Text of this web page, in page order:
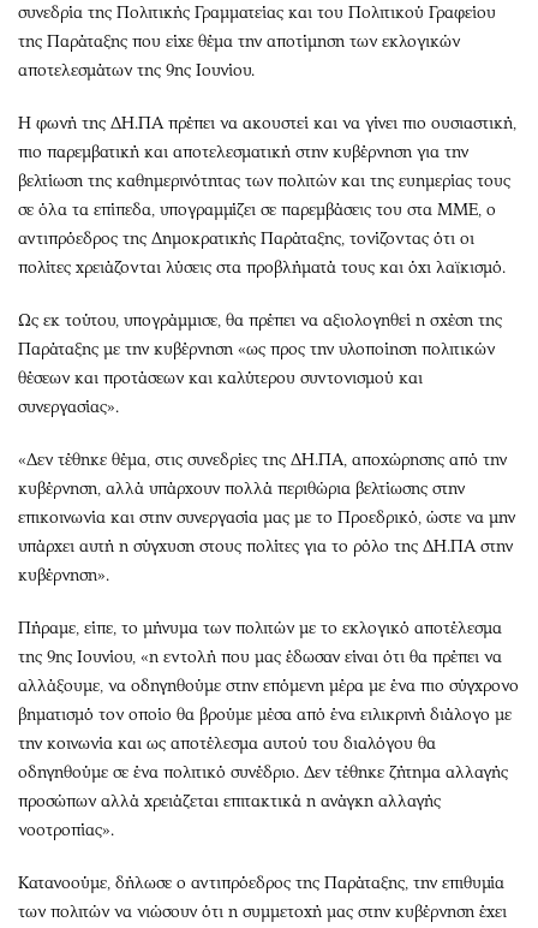
συνεδρία της Πολιτικής Γραμματείας και του Πολιτικού Γραφείου
της Παράταξης που είχε θέμα την αποτίμηση των εκλογικών
αποτελεσμάτων της 9ης Ιουνίου.
Η φωνή της ΔΗ.ΠΑ πρέπει να ακουστεί και να γίνει πιο ουσιαστική,
πιο παρεμβατική και αποτελεσματική στην κυβέρνηση για την
βελτίωση της καθημερινότητας των πολιτών και της ευημερίας τους
σε όλα τα επίπεδα, υπογραμμίζει σε παρεμβάσεις του στα ΜΜΕ, ο
αντιπρόεδρος της Δημοκρατικής Παράταξης, τονίζοντας ότι οι
πολίτες χρειάζονται λύσεις στα προβλήματά τους και όχι λαϊκισμό.
Ως εκ τούτου, υπογράμμισε, θα πρέπει να αξιολογηθεί η σχέση της
Παράταξης με την κυβέρνηση «ως προς την υλοποίηση πολιτικών
θέσεων και προτάσεων και καλύτερου συντονισμού και
συνεργασίας».
«Δεν τέθηκε θέμα, στις συνεδρίες της ΔΗ.ΠΑ, αποχώρησης από την
κυβέρνηση, αλλά υπάρχουν πολλά περιθώρια βελτίωσης στην
επικοινωνία και στην συνεργασία μας με το Προεδρικό, ώστε να μην
υπάρχει αυτή η σύγχυση στους πολίτες για το ρόλο της ΔΗ.ΠΑ στην
κυβέρνηση».
Πήραμε, είπε, το μήνυμα των πολιτών με το εκλογικό αποτέλεσμα
της 9ης Ιουνίου, «η εντολή που μας έδωσαν είναι ότι θα πρέπει να
αλλάξουμε, να οδηγηθούμε στην επόμενη μέρα με ένα πιο σύγχρονο
βηματισμό τον οποίο θα βρούμε μέσα από ένα ειλικρινή διάλογο με
την κοινωνία και ως αποτέλεσμα αυτού του διαλόγου θα
οδηγηθούμε σε ένα πολιτικό συνέδριο. Δεν τέθηκε ζήτημα αλλαγής
προσώπων αλλά χρειάζεται επιτακτικά η ανάγκη αλλαγής
νοοτροπίας».
Κατανοούμε, δήλωσε ο αντιπρόεδρος της Παράταξης, την επιθυμία
των πολιτών να νιώσουν ότι η συμμετοχή μας στην κυβέρνηση έχει